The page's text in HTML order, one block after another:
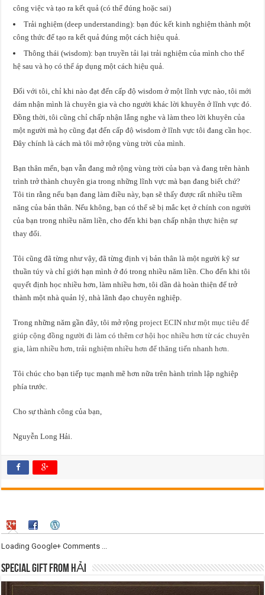
công việc và tạo ra kết quả (có thể đúng hoặc sai)
Trải nghiệm (deep understanding): bạn đúc kết kinh nghiệm thành một
công thức để tạo ra kết quả đúng một cách hiệu quả.
Thông thái (wisdom): bạn truyền tải lại trải nghiệm của mình cho thế
hệ sau và họ có thể áp dụng một cách hiệu quả.
Đối với tôi, chỉ khi nào đạt đến cấp độ wisdom ở một lĩnh vực nào, tôi mới
dám nhận mình là chuyên gia và cho người khác lời khuyên ở lĩnh vực đó.
Đồng thời, tôi cũng chỉ chấp nhận lắng nghe và làm theo lời khuyên của
một người mà họ cũng đạt đến cấp độ wisdom ở lĩnh vực tôi đang cần học.
Đây chính là cách mà tôi mở rộng vùng trời của mình.
Bạn thân mến, bạn vẫn đang mở rộng vùng trời của bạn và đang trên hành
trình trở thành chuyên gia trong những lĩnh vực mà bạn đang biết chứ?
Tôi tin rằng nếu bạn đang làm điều này, bạn sẽ thấy được rất nhiều tiềm
năng của bản thân. Nếu không, bạn có thể sẽ bị mắc kẹt ở chính con người
của bạn trong nhiều năm liền, cho đến khi bạn chấp nhận thực hiện sự
thay đổi.
Tôi cũng đã từng như vậy, đã từng định vị bản thân là một người kỹ sư
thuần túy và chỉ giới hạn mình ở đó trong nhiều năm liền. Cho đến khi tôi
quyết định học nhiều hơn, làm nhiều hơn, tôi dần dà hoàn thiện để trở
thành một nhà quản lý, nhà lãnh đạo chuyên nghiệp.
Trong những năm gần đây, tôi mở rộngproject ECIN như một mục tiêu để
giúp cộng đồng người đi làm có thêm cơ hội học nhiều hơn từ các chuyên
gia, làm nhiều hơn, trải nghiệm nhiều hơn để thăng tiến nhanh hơn.
Tôi chúc cho bạn tiếp tục mạnh mẽ hơn nữa trên hành trình lập nghiệp
phía trước.
Cho sự thành công của bạn,
Nguyễn Long Hải.
Loading Google+ Comments ...
SPECIAL GIFT FROM HẢI